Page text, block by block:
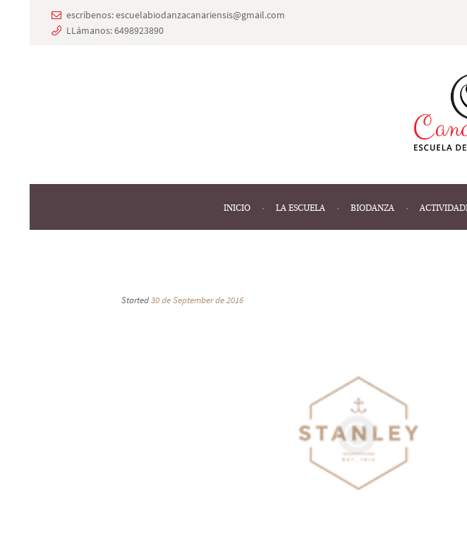
escríbenos:escuelabiodanzacanariensis@gmail.com
LLámanos:6498923890
INICIO LA ESCUELA BIODANZA
Started30 de September de 2016